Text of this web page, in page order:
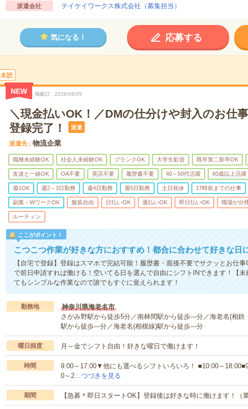
派遣会社 テイケイワークス株式会社（募集担当）
気になる！ 応募する
未読
NEW 掲載日 2026/08/05
＼現金払いOK！／DMの仕分けや封入のお仕
登録完了！
派遣
派遣先 物流企業
職種未経験OK 社会人未経験OK ブランクOK 大学生歓迎 既卒第二新卒OK
友達と一緒OK OA不要 英語不要 履歴書不要 40～50代活躍 60歳以上活躍
週1OK 週2～3日勤務 週4日勤務 週5日勤務 土日祝休 17時前までの仕事
副業・WワークOK 服装自由 日払いOK 週払いOK 即日払いOK 職場が分
ルーティン
ここがポイント！
こつこつ作業が好きな方におすすめ！都合に合わせて好きな日
【自宅で登録】登録はスマホで完結可能！履歴書・面接不要でサクッとお仕
で前日申請すれば働ける！空いてる日を選んで自由にシフトINできます！【
てもシンプルな作業なので誰でもすぐに覚えられます！
勤務地
神奈川県海老名市
さがみ野駅から徒歩5分／南林間駅から徒歩---分／海老名(相鉄
駅から徒歩---分／海老名(相模線)駅から徒歩---分
曜日頻度 月～金でシフト自由！好きな曜日で働けます！
時間
9:00～17:00▼他にも選べるシフトいろいろ！ ■10:00～
0～2…つづきを見る
期間 【急募＊即日スタートOK】登録後は好きな時に働けます！（